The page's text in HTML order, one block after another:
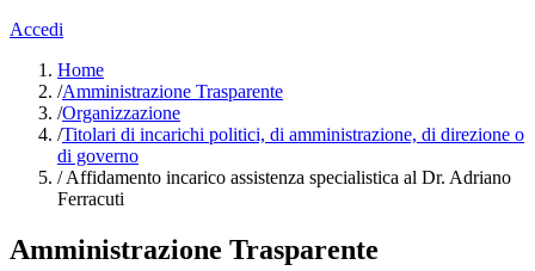
Accedi
Home
/Amministrazione Trasparente
/Organizzazione
/Titolari di incarichi politici, di amministrazione, di direzione o
di governo
/Affidamento incarico assistenza specialistica al Dr. Adriano
Ferracuti
Amministrazione Trasparente